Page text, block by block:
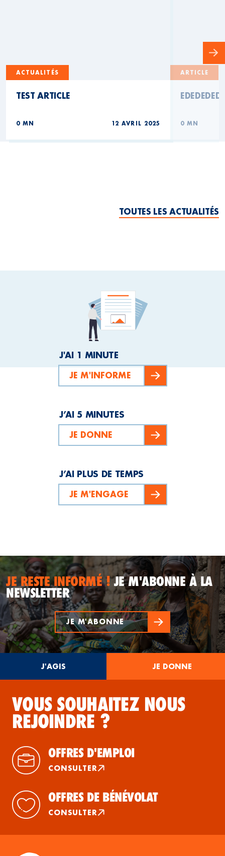
ACTUALITÉS
TEST ARTICLE
0 MN 12 AVRIL 2025
ARTICLE
EDEDEDED
0 MN
TOUTES LES ACTUALITÉS
J'AI 1 MINUTE
JE M'INFORME
J’AI 5 MINUTES
JE DONNE
J’AI PLUS DE TEMPS
JE M'ENGAGE
JE RESTE INFORMÉ !JE M'ABONNE À LA
NEWSLETTER
JE M'ABONNE
J'AGIS JE DONNE
VOUS SOUHAITEZ NOUS
REJOINDRE ?
OFFRES D'EMPLOI
CONSULTER
OFFRES DE BÉNÉVOLAT
CONSULTER